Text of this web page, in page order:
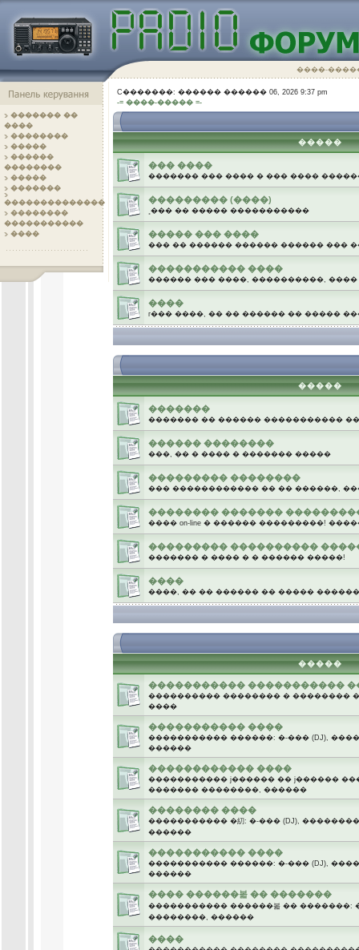
����-
������� ��
����
��������
�����
������
��������
�����
�������
��������������
��������
�����������
����
C�������: ������ ������ 06, 2026 9:37 pm
-= ����-����� =-
�����
��� ����
������� ��� ���� � ��� ����
��������� (����)
˳��� �� ����� �����������
����� ��� ����
��� �� ������ ������ ������ ���
����������� ����
������ ��� ����, ����������,
����
г��� ����, �� �� ������ �� �����
�����
�������
������� �� ������ �����������
������ ��������
���, �� � ���� � ������� �����
��������� ��������
��� ������������ �� �� ������,
�������� �������
���� on-line � ������ ���������!
��������� ����������
������� � ���� � � ������ �����!
����
����, �� �� ������ �� ����� ������
�����
����������� �����������
���������� �������� � ��������
����
����������� ����
����������� ������: �-��� (DJ),
������
������������ ����
����������� ϳ������ �� ϳ������
������� ��������, ������
�������� ����
����������� �糿: �-��� (DJ),
������
����������� ����
����������� ������: �-��� (DJ),
������
���� ������볿 �� �������
����������� ������볿 �� �������:
��������, ������
����